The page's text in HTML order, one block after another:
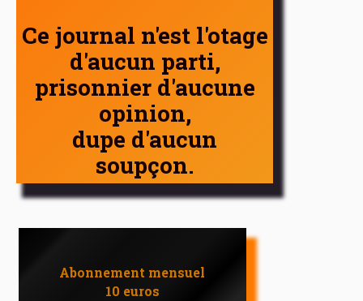
Ce journal n'est l'otage
d'aucun parti,
prisonnier d'aucune
opinion,
dupe d'aucun
soupçon.
Abonnement mensuel
10 euros